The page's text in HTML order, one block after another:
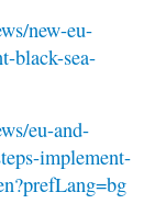
new-eu-
black-sea-
eu-and-
implement-